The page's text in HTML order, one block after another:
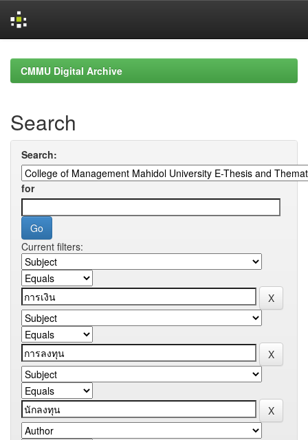
navigationCMMU Digital Archive
Search
Search:
for
Current filters: